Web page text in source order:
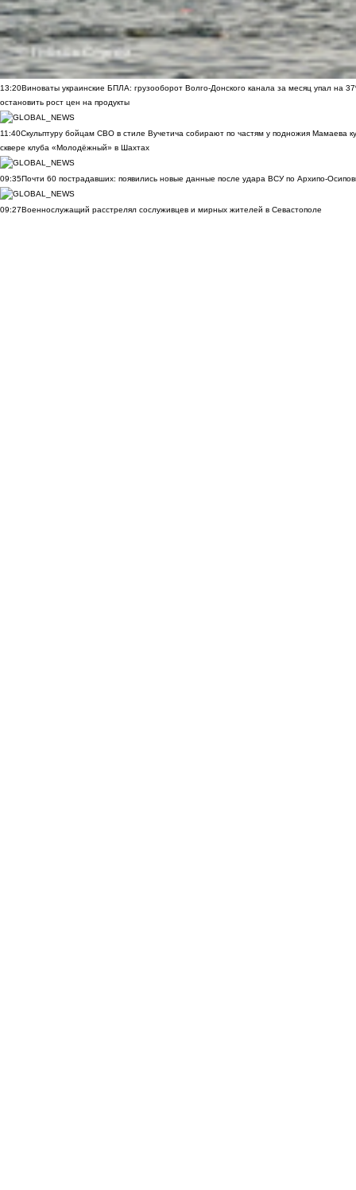
13:20Виноваты украинские БПЛА: грузооборот Волго-Донского канала за месяц упал на
остановить рост цен на продукты
11:40Скульптуру бойцам СВО в стиле Вучетича собирают по частям у подножия Мамаева
сквере клуба «Молодёжный» в Шахтах
09:35Почти 60 пострадавших: появились новые данные после удара ВСУ по Архипо-
09:27Военнослужащий расстрелял сослуживцев и мирных жителей в Севастополе